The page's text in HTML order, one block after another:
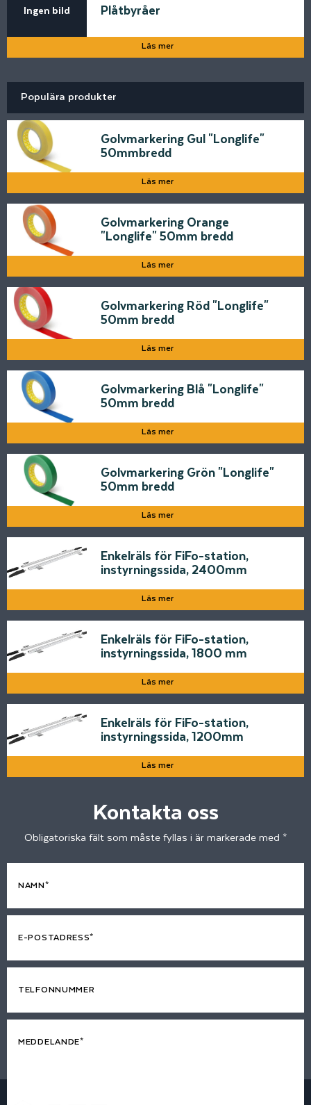
Ingen bild Plåtbyråer
Läs mer
Populära produkter
Golvmarkering Gul "Longlife"
50mmbredd
Läs mer
Golvmarkering Orange
"Longlife" 50mm bredd
Läs mer
Golvmarkering Röd "Longlife"
50mm bredd
Läs mer
Golvmarkering Blå "Longlife"
50mm bredd
Läs mer
Golvmarkering Grön "Longlife"
50mm bredd
Läs mer
Enkelräls för FiFo-station,
instyrningssida, 2400mm
Läs mer
Enkelräls för FiFo-station,
instyrningssida, 1800 mm
Läs mer
Enkelräls för FiFo-station,
instyrningssida, 1200mm
Läs mer
Kontakta oss
Obligatoriska fält som måste fyllas i är markerade med *
NAMN*
E-POSTADRESS*
TELFONNUMMER
MEDDELANDE*